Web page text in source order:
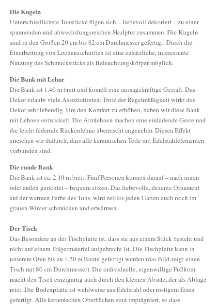
Die Kugeln
Unterschiedlichste Tonstücke fügen sich – liebevoll dekoriert – zu einer
spannenden und abwechslungsreichen Skulptur zusammen. Die Kugeln
sind in den Größen 20 cm bis 82 cm Durchmesser gefertigt. Durch die
Einarbeitung von Lochausschnitten ist eine zusätzliche, interessante
Nutzung des Schmuckstücks als Beleuchtungskörper möglich.
Die Bank mit Lehne
Die Bank ist 1.40 m breit und formell eine aussagekräftige Gestalt. Das
Dekor erlaubt viele Assoziationen. Trotz der Regelmäßigkeit wirkt das
Dekor sehr lebendig. Um den Komfort zu erhöhen, haben wir diese Bank
mit Lehnen entwickelt. Die Armlehnen machen eine einladende Geste und
die leicht federnde Rückenlehne überrascht angenehm. Diesen Effekt
erreichen wir dadurch, dass alle keramischen Teile mit Edelstahlelementen
verbunden sind.
Die runde Bank
Die Bank ist ca. 2.10 m breit. Fünf Personen können darauf – nach innen
oder außen gerichtet – bequem sitzen. Das liebevolle, dezente Ornament
auf der warmen Farbe des Tons, wird zeitlos jeden Garten auch noch im
grauen Winter schmücken und erwärmen.
Der Tisch
Das Besondere an der Tischplatte ist, dass sie aus einem Stück besteht und
nicht auf einem Trägermaterial aufgebracht ist. Die Tischplatte kann in
unserem Ofen bis zu 1.20 m Breite gefertigt werden (das Bild zeigt einen
Tisch mit 80 cm Durchmesser). Die individuelle, eigenwillige Fußform
macht den Tisch einzigartig auch durch den kleinen Absatz, der als Ablage
reizt. Die Bodenplatte ist wahlweise aus Edelstahl oder rostigem Eisen
gefertigt. Alle keramischen Oberflächen sind imprägniert, so dass